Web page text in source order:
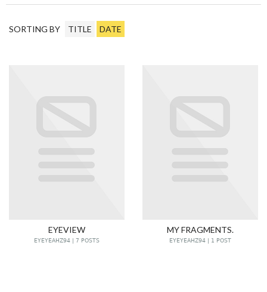
SORTING BY TITLE DATE
EYEVIEW
EYEYEAHZ94 | 7 POSTS
MY FRAGMENTS.
EYEYEAHZ94 | 1 POST